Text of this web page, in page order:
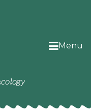
Menu